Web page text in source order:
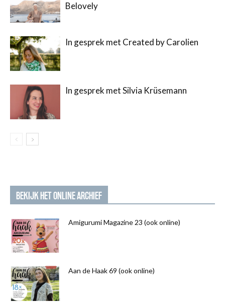
Belovely
In gesprek met Created by Carolien
In gesprek met Silvia Krüsemann
BEKIJK HET ONLINE ARCHIEF
Amigurumi Magazine 23 (ook online)
Aan de Haak 69 (ook online)